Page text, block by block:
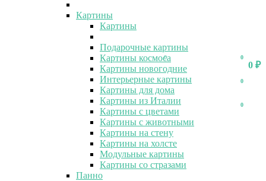
0
0 ₽
0
0
0
Картины
Картины
Подарочные картины
Картины космоса
Картины новогодние
Интерьерные картины
Картины для дома
Картины из Италии
Картины с цветами
Картины с животными
Картины на стену
Картины на холсте
Модульные картины
Картины со стразами
Панно